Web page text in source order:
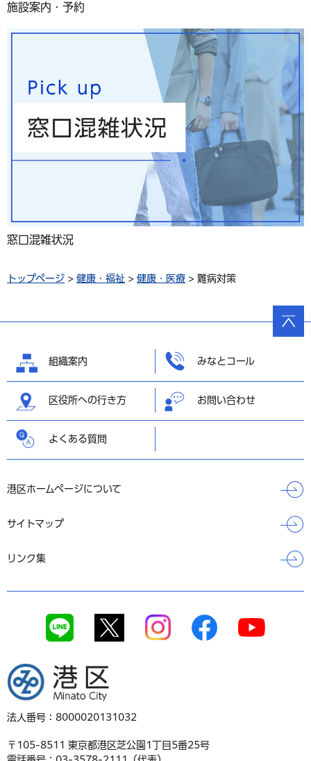
施設案内・予約
窓口混雑状況
トップページ > 健康・福祉 > 健康・医療 > 難病対策
組織案内 みなとコール
区役所への行き方 お問い合わせ
よくある質問
港区ホームページについて
サイトマップ
リンク集
港区
法人番号：8000020131032
〒105-8511 東京都港区芝公園1丁目5番25号
ページ
の先頭